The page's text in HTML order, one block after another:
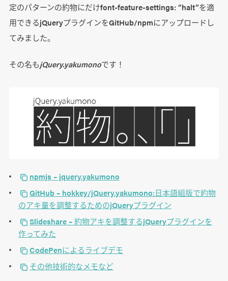
定のパターンの約物にだけfont-feature-settings: “halt”を適
用できるjQueryプラグインをGitHub/npmにアップロードし
てみました。
その名もjQuery.yakumonoです！
npmjs – jquery.yakumono
GitHub – hokkey/jQuery.yakumono:日本語組版で約物
のアキ量を調整するためのjQueryプラグイン
Slideshare – 約物アキを調整するjQueryプラグインを
作ってみた
CodePenによるライブデモ
その他技術的なメモなど